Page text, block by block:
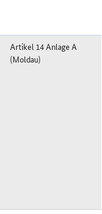
Artikel 14 Anlage A
(Moldau)